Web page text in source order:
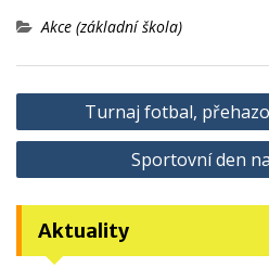
Akce (základní škola)
Navigace
pro
Turnaj fotbal,
Sportovní den
Aktuality